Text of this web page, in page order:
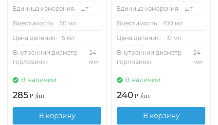
Единица измерения:
шт
Вместимость:
50 мл
Цена деления:
5 мл
Внутренний диаметр
горловины:
24
мм
В наличии
285 ₽ /шт.
В корзину
Единица измерения:
шт
Вместимость:
100 мл
Цена деления:
10 мл
Внутренний диаметр
горловины:
24
мм
В наличии
240 ₽ /шт.
В корзину